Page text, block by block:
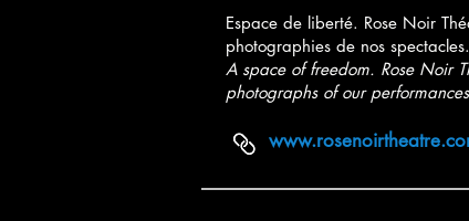
Espace de liberté. Rose Noir
photographies de nos spectacles.
A space of freedom. Rose Noir
photographs of our